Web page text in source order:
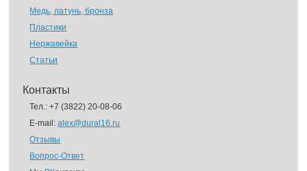
Медь, латунь, бронза
Пластики
Нержавейка
Статьи
Контакты
Тел.:+7 (3822) 20-08-06
E-mail:alex@dural16.ru
Отзывы
Вопрос-Ответ